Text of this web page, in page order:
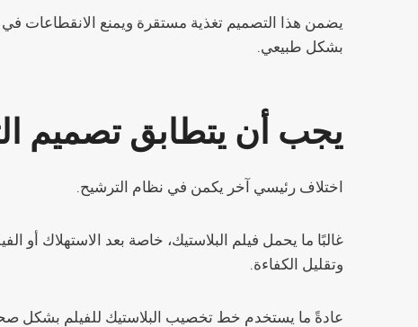
يضمن هذا التصميم تغذية مستقرة ويمنع الانقطاعات
بشكل طبيعي.
يجب أن يتطابق تصميم
اختلاف رئيسي آخر يكمن في نظام الترشيح.
غالبًا ما يحمل فيلم البلاستيك، خاصة بعد الاستهلاك
وتقليل الكفاءة.
عادةً ما يستخدم خط تخصيب البلاستيك للفيلم بشكل